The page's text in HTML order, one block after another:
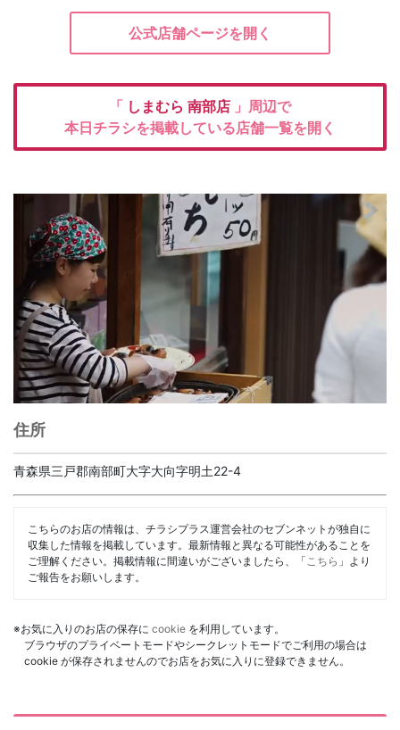
公式店舗ページを開く
「 しまむら 南部店 」周辺で
本日チラシを掲載している店舗一覧を開く
住所
青森県三戸郡南部町大字大向字明土22-4
こちらのお店の情報は、チラシプラス運営会社のセブンネットが独自に
収集した情報を掲載しています。最新情報と異なる可能性があることを
ご理解ください。掲載情報に間違いがございましたら、「 こちら 」より
ご報告をお願いします。
※お気に入りのお店の保存に cookie を利用しています。
ブラウザのプライベートモードやシークレットモードでご利用の場合は
cookie が保存されませんのでお店をお気に入りに登録できません。